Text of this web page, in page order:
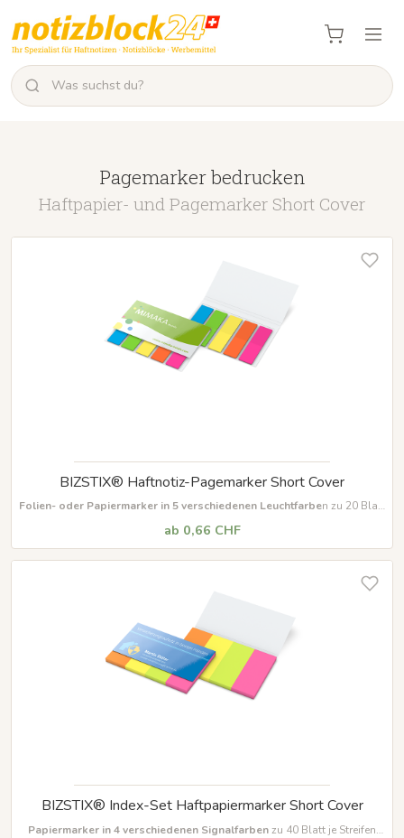
Pagemarker bedrucken
Haftpapier- und Pagemarker Short Cover
BIZSTIX® Haftnotiz-Pagemarker Short Cover
Folien- oder Papiermarker in 5 verschiedenen Leuchtfarben zu 20 Blatt
ab 0,66 CHF
BIZSTIX® Index-Set Haftpapiermarker Short Cover
Papiermarker in 4 verschiedenen Signalfarbenzu 40 Blatt je Streifen